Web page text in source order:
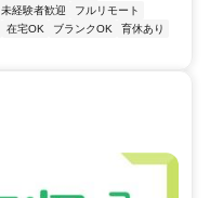
未経験者歓迎
フルリモート
在宅OK ブランクOK
育休あり